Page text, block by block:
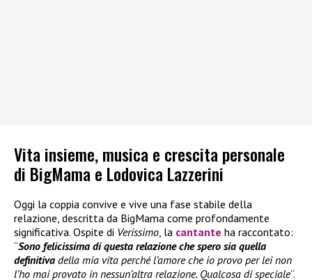
Vita insieme, musica e crescita personale
di BigMama e Lodovica Lazzerini
Oggi la coppia convive e vive una fase stabile della
relazione, descritta da BigMama come profondamente
significativa. Ospite di Verissimo , la cantante ha raccontato:
“Sono felicissima di questa relazione che spero sia quella
definitiva della mia vita perché l’amore che io provo per lei non
l’ho mai provato in nessun’altra relazione. Qualcosa di speciale“.